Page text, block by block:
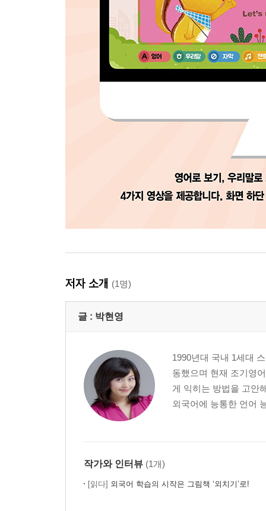
저자 소개 (1명)
글 : 박현영
1990년대 국내 1세대
동했으며 현재 조기영
게 익히는 방법을 고안
외국어에 능통한 언어
작가와 인터뷰 (1개)
[읽다] 외국어 학습의 시작은 그림책 ‘외치기’로!